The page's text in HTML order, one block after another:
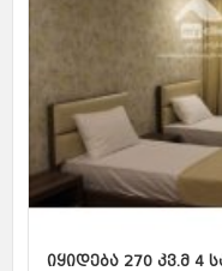
იყიდება 270 კვ.მ 4